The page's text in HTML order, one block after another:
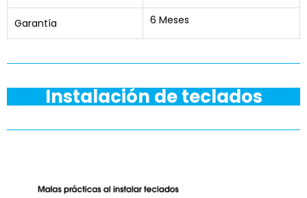
Garantía 6 Meses
Instalación de teclados